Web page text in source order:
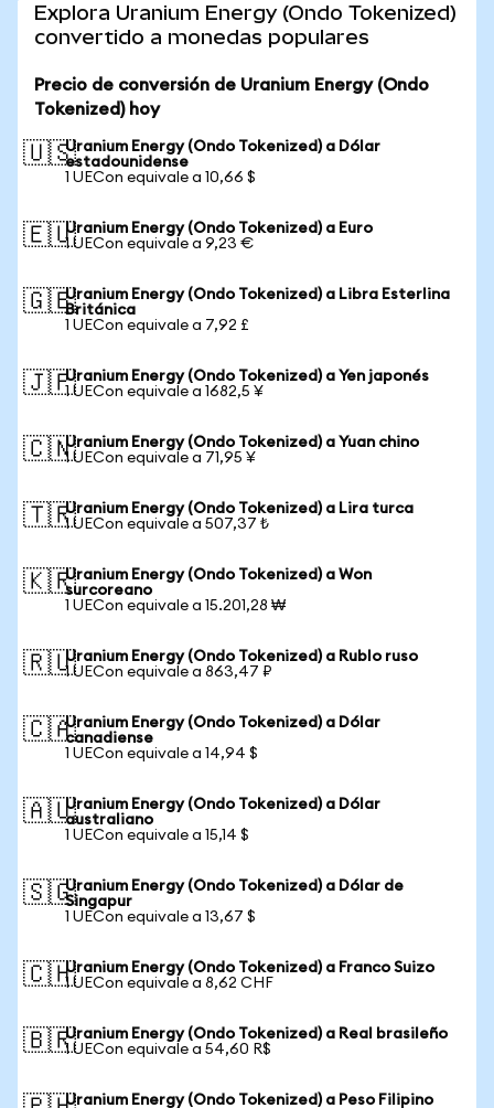
Explora Uranium Energy (Ondo Tokenized)
convertido a monedas populares
Precio de conversión de Uranium Energy (Ondo
Tokenized) hoy
🇺🇸Uranium Energy (Ondo Tokenized) a Dólar
estadounidense
1 UECon equivale a 10,66 $
🇪🇺Uranium Energy (Ondo Tokenized) a Euro
1 UECon equivale a 9,23 €
🇬🇧Uranium Energy (Ondo Tokenized) a Libra Esterlina
Británica
1 UECon equivale a 7,92 £
🇯🇵Uranium Energy (Ondo Tokenized) a Yen japonés
1 UECon equivale a 1682,5 ¥
🇨🇳Uranium Energy (Ondo Tokenized) a Yuan chino
1 UECon equivale a 71,95 ¥
🇹🇷Uranium Energy (Ondo Tokenized) a Lira turca
1 UECon equivale a 507,37 ₺
🇰🇷Uranium Energy (Ondo Tokenized) a Won
surcoreano
1 UECon equivale a 15.201,28 ₩
🇷🇺Uranium Energy (Ondo Tokenized) a Rublo ruso
1 UECon equivale a 863,47 ₽
🇨🇦Uranium Energy (Ondo Tokenized) a Dólar
canadiense
1 UECon equivale a 14,94 $
🇦🇺Uranium Energy (Ondo Tokenized) a Dólar
australiano
1 UECon equivale a 15,14 $
🇸🇬Uranium Energy (Ondo Tokenized) a Dólar de
Singapur
1 UECon equivale a 13,67 $
🇨🇭Uranium Energy (Ondo Tokenized) a Franco Suizo
1 UECon equivale a 8,62 CHF
🇧🇷Uranium Energy (Ondo Tokenized) a Real brasileño
1 UECon equivale a 54,60 R$
Uranium Energy (Ondo Tokenized) a Peso Filipino